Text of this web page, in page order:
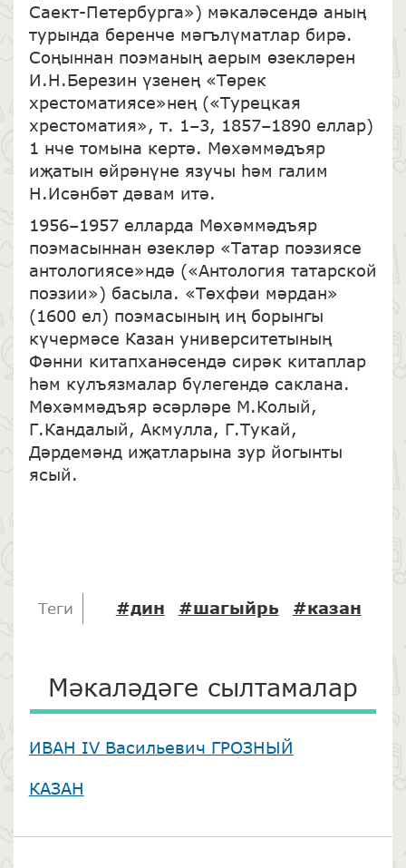
Саект-Петербурга») мәкаләсендә аның
турында беренче мәгълүматлар бирә.
Соңыннан поэманың аерым өзекләрен
И.Н.Березин үзенең «Төрек
хрестоматиясе»нең («Турецкая
хрестоматия», т. 1–3, 1857–1890 еллар)
1 нче томына кертә. Мөхәммәдъяр
иҗатын өйрәнүне язучы һәм галим
Н.Исәнбәт дәвам итә.
1956–1957 елларда Мөхәммәдъяр
поэмасыннан өзекләр «Татар поэзиясе
антологиясе»ндә («Антология татарской
поэзии») басыла. «Төхфәи мәрдан»
(1600 ел) поэмасының иң борынгы
күчермәсе Казан университетының
Фәнни китапханәсендә сирәк китаплар
һәм кулъязмалар бүлегендә саклана.
Мөхәммәдъяр әсәрләре М.Колый,
Г.Кандалый, Акмулла, Г.Тукай,
Дәрдемәнд иҗатларына зур йогынты
ясый.
Теги #дин #шагыйрь #казан
Мәкаләдәге сылтамалар
ИВАН IV Васильевич ГРОЗНЫЙ
КАЗАН